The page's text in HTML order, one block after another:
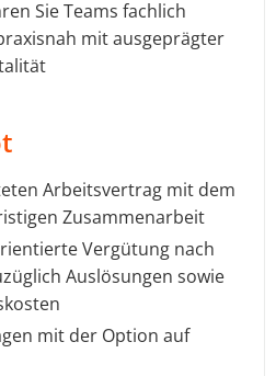
Sie Teams fachlich
mit ausgeprägter
Arbeitsvertrag mit dem
Zusammenarbeit
Vergütung nach
Auslösungen sowie
mit der Option auf